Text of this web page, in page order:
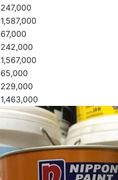
247,000
1,587,000
67,000
242,000
1,567,000
65,000
229,000
1,463,000